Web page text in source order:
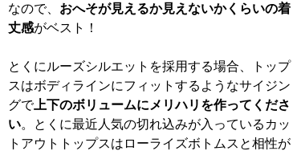
なので、 おへそが見えるか見えないかくらいの着
丈感がベスト！
とくにルーズシルエットを採用する場合、トップ
スはボディラインにフィットするようなサイジン
グで上下のボリュームにメリハリを作ってくださ
い。とくに最近人気の切れ込みが入っているカッ
トアウトトップスはローライズボトムスと相性が